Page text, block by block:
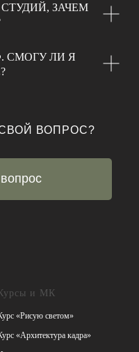
ЗАЧЕМ
СМОГУ ЛИ Я
ВОПРОС?
и МК
«Рисую светом»
«Архитектура кадра»